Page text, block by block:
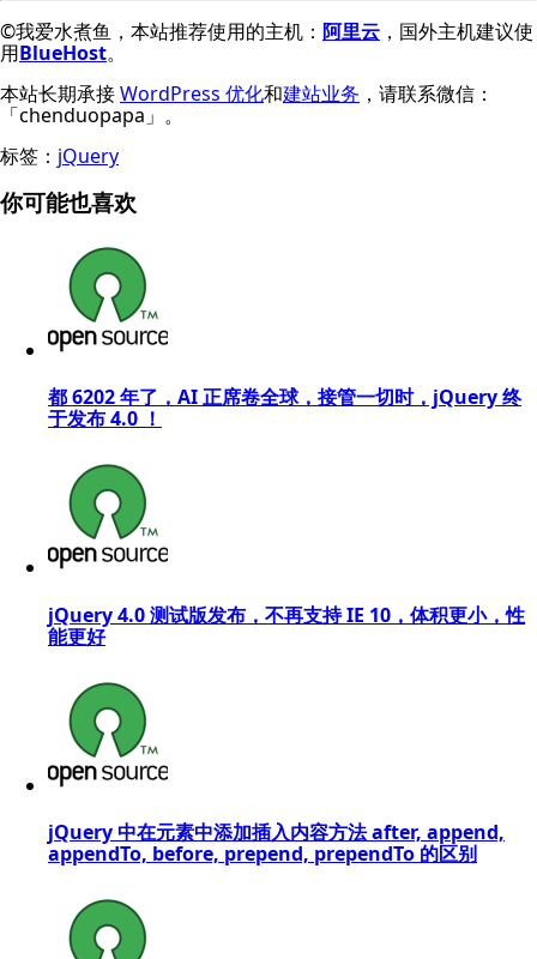
©我爱水煮鱼，本站推荐使用的主机： 阿里云 ，国外主机建议使
用BlueHost。
本站长期承接WordPress 优化和建站业务 ，请联系微信：
「chenduopapa」。
标签： jQuery
你可能也喜欢
都 6202 年了，AI 正席卷全球，接管一切时，jQuery 终
于发布 4.0 ！
jQuery 4.0 测试版发布，不再支持 IE 10，体积更小，性
能更好
jQuery 中在元素中添加插入内容方法 after, append,
appendTo, before, prepend, prependTo 的区别